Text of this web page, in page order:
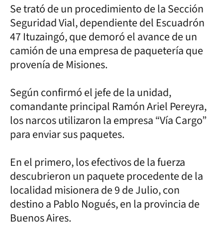
Se trató de un procedimiento de la Sección
Seguridad Vial, dependiente del Escuadrón
47 Ituzaingó, que demoró el avance de un
camión de una empresa de paquetería que
provenía de Misiones.
Según confirmó el jefe de la unidad,
comandante principal Ramón Ariel Pereyra,
los narcos utilizaron la empresa “Vía Cargo”
para enviar sus paquetes.
En el primero, los efectivos de la fuerza
descubrieron un paquete procedente de la
localidad misionera de 9 de Julio, con
destino a Pablo Nogués, en la provincia de
Buenos Aires.